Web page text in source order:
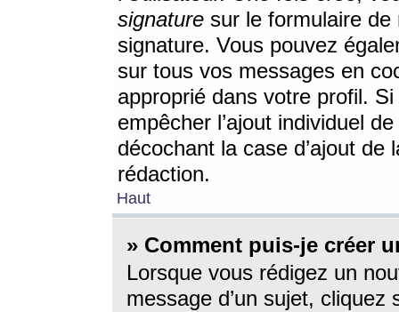
signature sur le formulaire de
signature. Vous pouvez
sur tous vos messages en
approprié dans votre profil.
empêcher l’ajout individuel
décochant la case d’ajout
rédaction.
Haut
» Comment puis-je créer
Lorsque vous rédigez un
message d’un sujet, cliquez